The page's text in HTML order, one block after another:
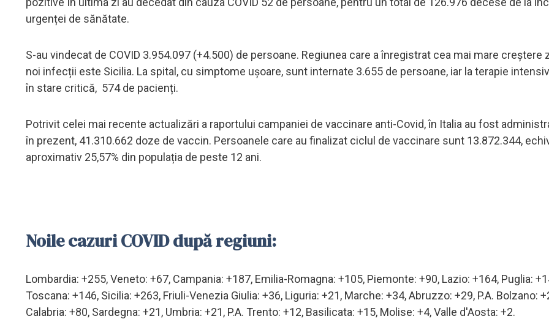
urgenței de sănătate.
S-au vindecat de COVID 3.954.097 (+4.500) de persoane. Regiunea care a înregistrat cea mai mare creștere
noi infecții este Sicilia. La spital, cu simptome ușoare, sunt internate 3.655 de persoane, iar la terapie
în stare critică, 574 de pacienți.
Potrivit celei mai recente actualizări a raportului campaniei de vaccinare anti-Covid, în Italia au fost
în prezent, 41.310.662 doze de vaccin. Persoanele care au finalizat ciclul de vaccinare sunt 13.872.344,
aproximativ 25,57% din populația de peste 12 ani.
Noile cazuri COVID după regiuni:
Lombardia: +255, Veneto: +67, Campania: +187, Emilia-Romagna: +105, Piemonte: +90, Lazio: +164, Puglia:
Toscana: +146, Sicilia: +263, Friuli-Venezia Giulia: +36, Liguria: +21, Marche: +34, Abruzzo: +29, P.A. Bolzano:
Calabria: +80, Sardegna: +21, Umbria: +21, P.A. Trento: +12, Basilicata: +15, Molise: +4, Valle d'Aosta: +2.